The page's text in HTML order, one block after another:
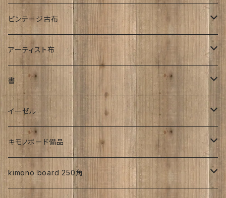
大正着物｜古布
子供
手書き染め
平成着物
アンティーク
刺繍入り
帯
人絹
その他
ビンテージ古布
明治時代
大正時代
昭和初期S25年前
お花
アーティスト布
工房チリントゥさん
ち江すさん
詩入り
沖縄：カタチキ
愛知:アイヒラコ
書
伊藤瑞賢氏
雑誌
CLasism
イーゼル
27ｃｍサイズから上
キモノボード備品
イーゼル
kimono board 250角